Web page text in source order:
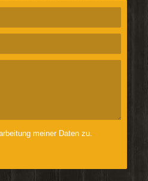
meiner Daten zu.